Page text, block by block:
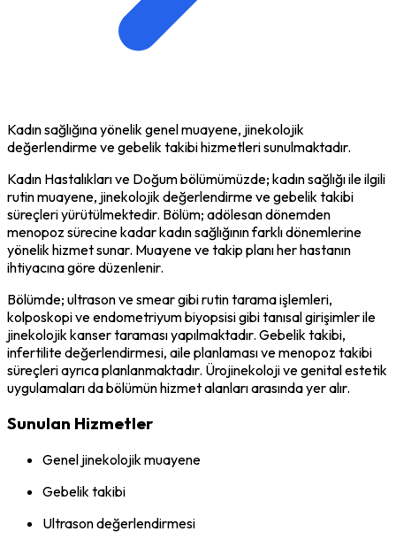
Kadın sağlığına yönelik genel muayene, jinekolojik
değerlendirme ve gebelik takibi hizmetleri sunulmaktadır.
Kadın Hastalıkları ve Doğum bölümümüzde; kadın sağlığı ile ilgili
rutin muayene, jinekolojik değerlendirme ve gebelik takibi
süreçleri yürütülmektedir. Bölüm; adölesan dönemden
menopoz sürecine kadar kadın sağlığının farklı dönemlerine
yönelik hizmet sunar. Muayene ve takip planı her hastanın
ihtiyacına göre düzenlenir.
Bölümde; ultrason ve smear gibi rutin tarama işlemleri,
kolposkopi ve endometriyum biyopsisi gibi tanısal girişimler ile
jinekolojik kanser taraması yapılmaktadır. Gebelik takibi,
infertilite değerlendirmesi, aile planlaması ve menopoz takibi
süreçleri ayrıca planlanmaktadır. Ürojinekoloji ve genital estetik
uygulamaları da bölümün hizmet alanları arasında yer alır.
Sunulan Hizmetler
Genel jinekolojik muayene
Gebelik takibi
Ultrason değerlendirmesi